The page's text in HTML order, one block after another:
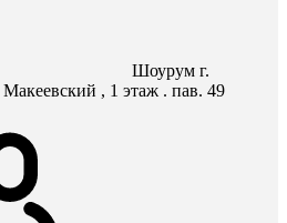
Шоурум г.
, 1 этаж . пав. 49